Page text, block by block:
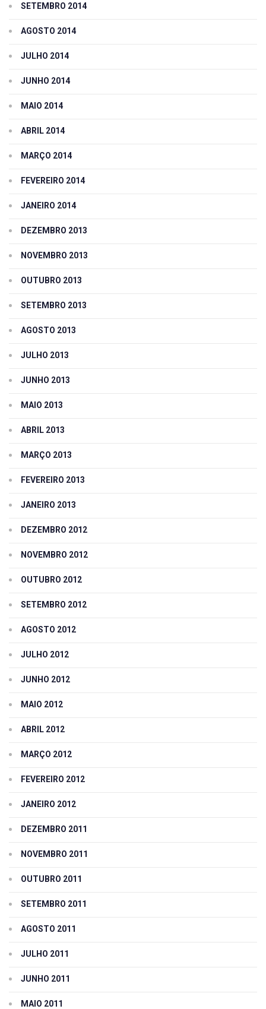
SETEMBRO 2014
AGOSTO 2014
JULHO 2014
JUNHO 2014
MAIO 2014
ABRIL 2014
MARÇO 2014
FEVEREIRO 2014
JANEIRO 2014
DEZEMBRO 2013
NOVEMBRO 2013
OUTUBRO 2013
SETEMBRO 2013
AGOSTO 2013
JULHO 2013
JUNHO 2013
MAIO 2013
ABRIL 2013
MARÇO 2013
FEVEREIRO 2013
JANEIRO 2013
DEZEMBRO 2012
NOVEMBRO 2012
OUTUBRO 2012
SETEMBRO 2012
AGOSTO 2012
JULHO 2012
JUNHO 2012
MAIO 2012
ABRIL 2012
MARÇO 2012
FEVEREIRO 2012
JANEIRO 2012
DEZEMBRO 2011
NOVEMBRO 2011
OUTUBRO 2011
SETEMBRO 2011
AGOSTO 2011
JULHO 2011
JUNHO 2011
MAIO 2011